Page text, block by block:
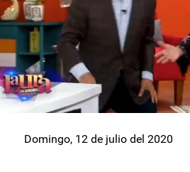
Domingo, 12 de julio del 2020